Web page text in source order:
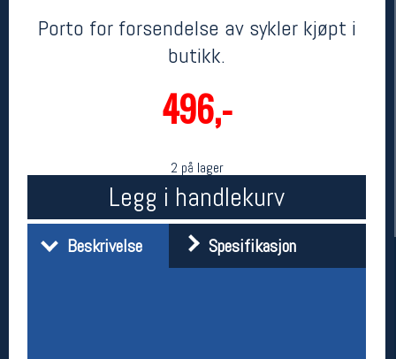
Porto for forsendelse av sykler kjøpt i
butikk.
496,-
2 på lager
Legg i handlekurv
Beskrivelse Spesifikasjon
kr 496